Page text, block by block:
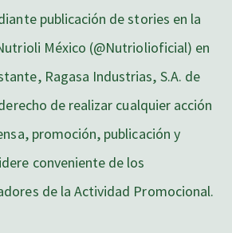
publicación de stories en la
México (@Nutriolioficial) en
Ragasa Industrias, S.A. de
de realizar cualquier acción
promoción, publicación y
conveniente de los
de la Actividad Promocional.